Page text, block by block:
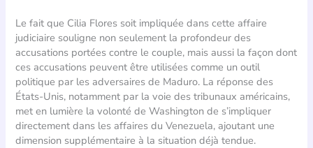
Le fait que Cilia Flores soit impliquée dans cette affaire
judiciaire souligne non seulement la profondeur des
accusations portées contre le couple, mais aussi la façon dont
ces accusations peuvent être utilisées comme un outil
politique par les adversaires de Maduro. La réponse des
États-Unis, notamment par la voie des tribunaux américains,
met en lumière la volonté de Washington de s’impliquer
directement dans les affaires du Venezuela, ajoutant une
dimension supplémentaire à la situation déjà tendue.